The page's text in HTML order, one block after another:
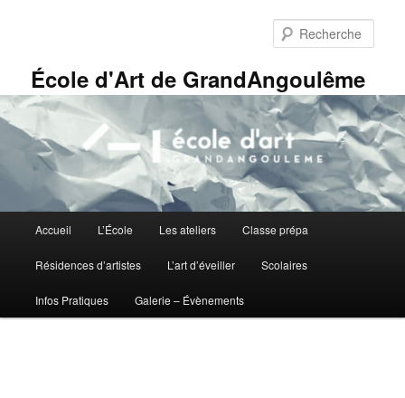
principalÉcole d'Art de GrandAngoulême
principal
Accueil L’École Les ateliers Classe prépa
Résidences d’artistes L’art d’éveiller Scolaires
Infos Pratiques Galerie – Évènements